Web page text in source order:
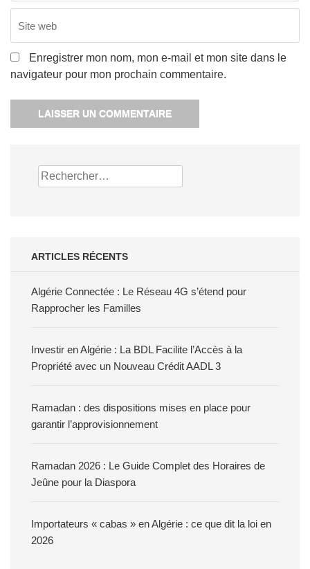
Enregistrer mon nom, mon e-mail et mon site dans le
navigateur pour mon prochain commentaire.
Rechercher :
ARTICLES RÉCENTS
Algérie Connectée : Le Réseau 4G s’étend pour
Rapprocher les Familles
Investir en Algérie : La BDL Facilite l’Accès à la
Propriété avec un Nouveau Crédit AADL 3
Ramadan : des dispositions mises en place pour
garantir l’approvisionnement
Ramadan 2026 : Le Guide Complet des Horaires de
Jeûne pour la Diaspora
Importateurs « cabas » en Algérie : ce que dit la loi en
2026